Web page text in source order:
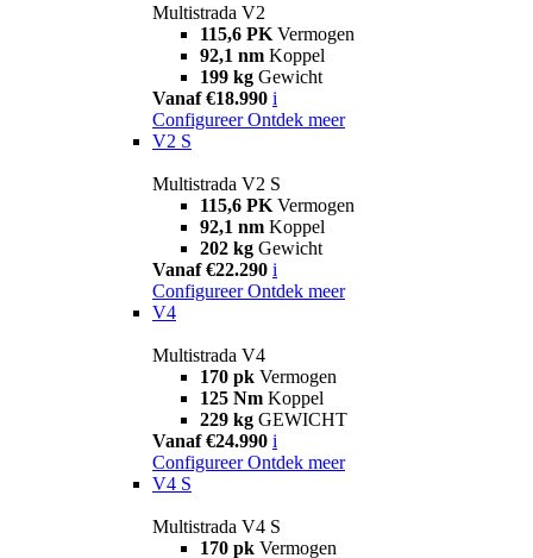
Multistrada V2
115,6 PK Vermogen
92,1 nm Koppel
199 kg Gewicht
Vanaf €18.990 i
Configureer Ontdek meer
V2 S
Multistrada V2 S
115,6 PK Vermogen
92,1 nm Koppel
202 kg Gewicht
Vanaf €22.290 i
Configureer Ontdek meer
V4
Multistrada V4
170 pk Vermogen
125 Nm Koppel
229 kg GEWICHT
Vanaf €24.990 i
Configureer Ontdek meer
V4 S
Multistrada V4 S
170 pk Vermogen